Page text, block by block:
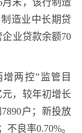
造业中长期贷
业贷款余额70
两控”监管目
，较年初增长
户；新投放
良率0.70%。